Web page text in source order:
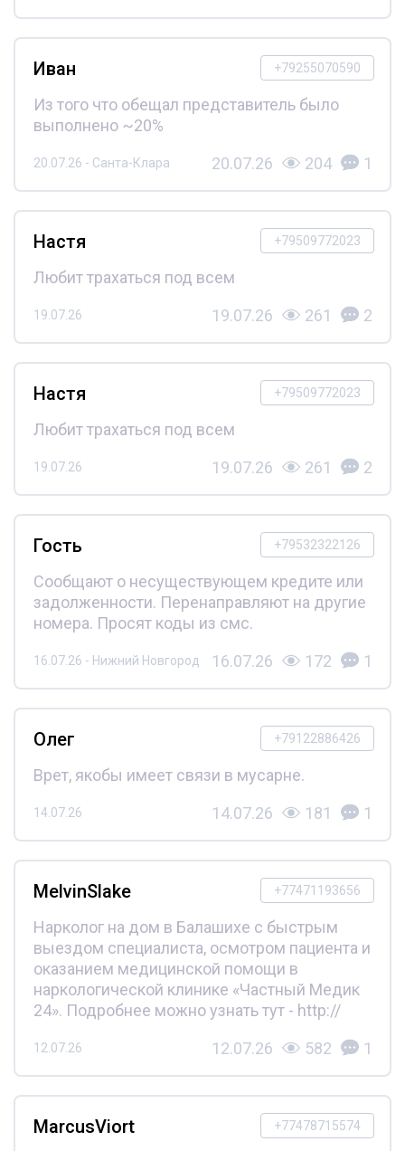
+79255070590
Иван
Из того что обещал представитель было
выполнено ~20%
20.07.26 - Санта-Клара 20.07.26 204 1
+79509772023
Настя
Любит трахаться под всем
19.07.26 19.07.26 261 2
+79509772023
Настя
Любит трахаться под всем
19.07.26 19.07.26 261 2
+79532322126
Гость
Сообщают о несуществующем кредите или
задолженности. Перенаправляют на другие
номера. Просят коды из смс.
16.07.26 - Нижний Новгород 16.07.26 172 1
+79122886426
Олег
Врет, якобы имеет связи в мусарне.
14.07.26 14.07.26 181 1
+77471193656
MelvinSlake
Нарколог на дом в Балашихе с быстрым
выездом специалиста, осмотром пациента и
оказанием медицинской помощи в
наркологической клинике «Частный Медик
24». Подробнее можно узнать тут - http://
12.07.26 12.07.26 582 1
+77478715574
MarcusViort